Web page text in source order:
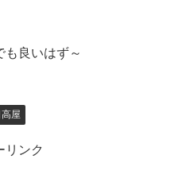
も良いはず～
高屋
リンク